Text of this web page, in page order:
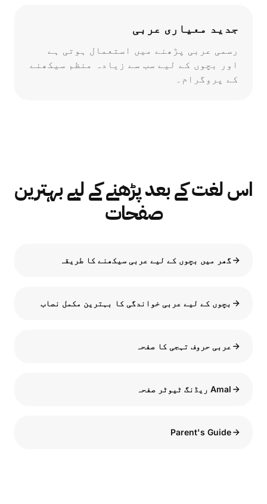
جدید معیاری عربی
رسمی عربی پڑھنے میں استعمال ہوتی ہے
اور بچوں کے لیے سب سے زیادہ منظم سیکھنے
کے پروگرام۔
اس لغت کے بعد پڑھنے کے لیے بہترین
صفحات
گھر میں بچوں کے لیے عربی سیکھنے کا طریقہ
بچوں کے لیے عربی خواندگی کا بہترین مکمل نصاب
عربی حروف تہجی کا صفحہ
Amal ریڈنگ ٹیوٹر صفحہ
Parent's Guide